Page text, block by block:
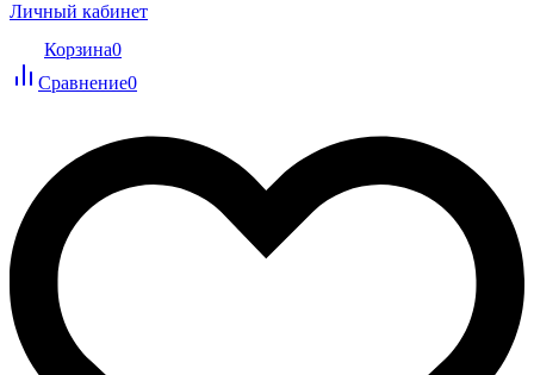
Личный кабинет
Корзина0
Сравнение0